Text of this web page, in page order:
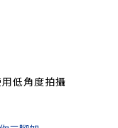
低角度拍攝